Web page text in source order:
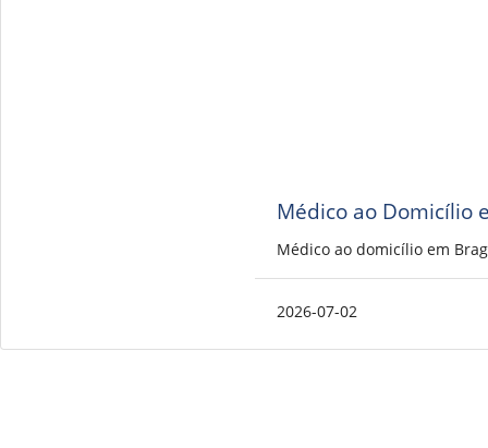
Médico ao Domicílio
Médico ao domicílio em
2026-07-02